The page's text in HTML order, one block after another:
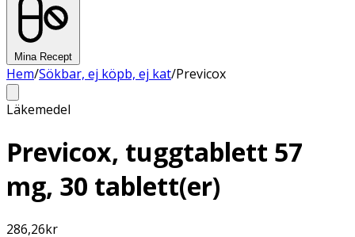
Mina Recept
Hem/Sökbar, ej köpb, ej kat/Previcox
Läkemedel
Previcox, tuggtablett 57
mg, 30 tablett(er)
286,26kr